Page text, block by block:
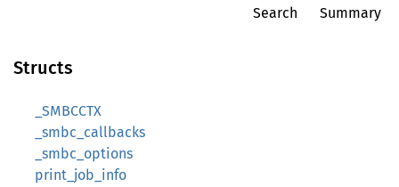
Search Summary
Structs
_SMBCCTX
_smbc_callbacks
_smbc_options
print_job_info